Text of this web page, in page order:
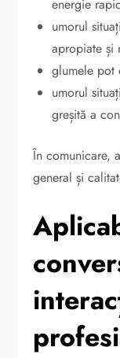
energie
umorul
apropiate și
glumele pot
umorul
greșită a
În comunicare,
general și